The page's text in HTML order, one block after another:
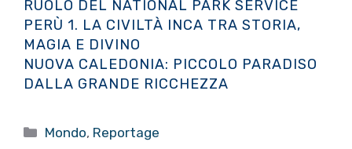
RUOLO DEL NATIONAL PARK SERVICE
PERÙ 1. LA CIVILTÀ INCA TRA STORIA,
MAGIA E DIVINO
NUOVA CALEDONIA: PICCOLO PARADISO
DALLA GRANDE RICCHEZZA
Categorie
Mondo, Reportage